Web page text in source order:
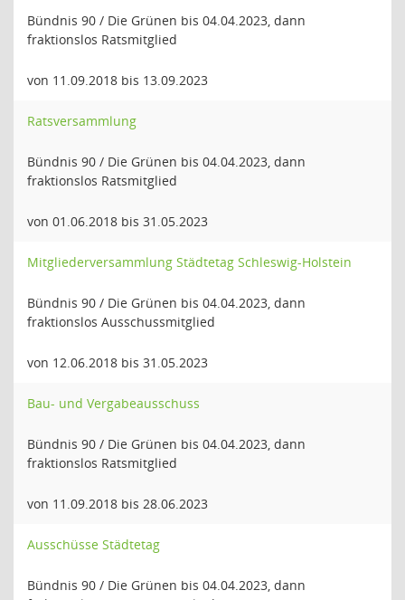
Bündnis 90 / Die Grünen bis 04.04.2023, dann
fraktionslos Ratsmitglied
von 11.09.2018 bis 13.09.2023
Ratsversammlung
Bündnis 90 / Die Grünen bis 04.04.2023, dann
fraktionslos Ratsmitglied
von 01.06.2018 bis 31.05.2023
Mitgliederversammlung Städtetag Schleswig-Holstein
Bündnis 90 / Die Grünen bis 04.04.2023, dann
fraktionslos Ausschussmitglied
von 12.06.2018 bis 31.05.2023
Bau- und Vergabeausschuss
Bündnis 90 / Die Grünen bis 04.04.2023, dann
fraktionslos Ratsmitglied
von 11.09.2018 bis 28.06.2023
Ausschüsse Städtetag
Bündnis 90 / Die Grünen bis 04.04.2023, dann